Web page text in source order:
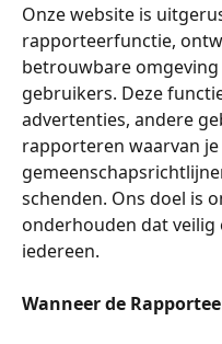
Onze website is
rapporteerfunctie,
betrouwbare
gebruikers. Deze
advertenties, andere
rapporteren waarvan
schenden. Ons doel is
onderhouden dat veilig
iedereen.
Wanneer de